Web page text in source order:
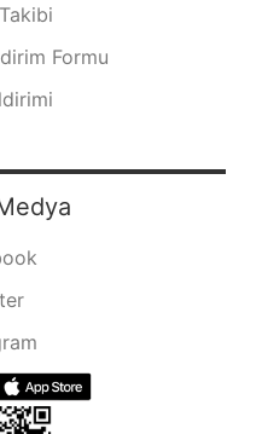
Formu